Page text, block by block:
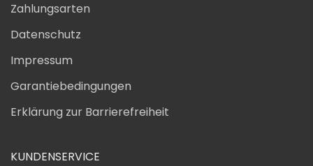
Zahlungsarten
Datenschutz
Impressum
Garantiebedingungen
Erklärung zur Barrierefreiheit
KUNDENSERVICE